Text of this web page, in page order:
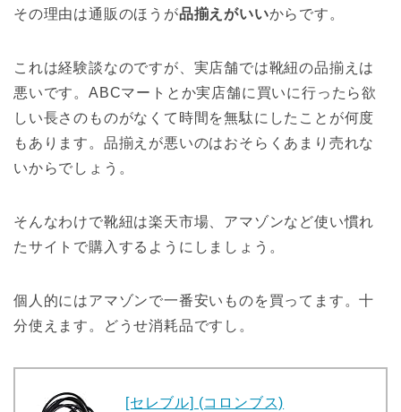
その理由は通販のほうが品揃えがいいからです。
これは経験談なのですが、実店舗では靴紐の品揃えは
悪いです。ABCマートとか実店舗に買いに行ったら欲
しい長さのものがなくて時間を無駄にしたことが何度
もあります。品揃えが悪いのはおそらくあまり売れな
いからでしょう。
そんなわけで靴紐は楽天市場、アマゾンなど使い慣れ
たサイトで購入するようにしましょう。
個人的にはアマゾンで一番安いものを買ってます。十
分使えます。どうせ消耗品ですし。
[セレブル] (コロンブス)